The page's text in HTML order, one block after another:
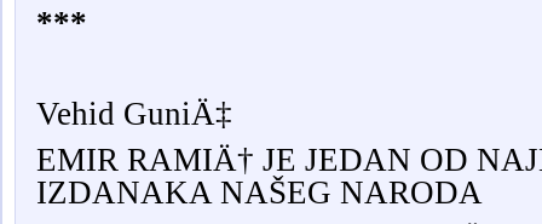
***
Vehid GuniÄ‡
EMIR RAMIÄ† JE JEDAN OD
IZDANAKA NAŠEG NARODA